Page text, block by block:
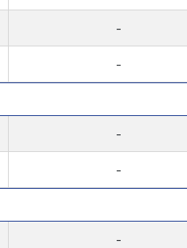
-
-
-
-
-